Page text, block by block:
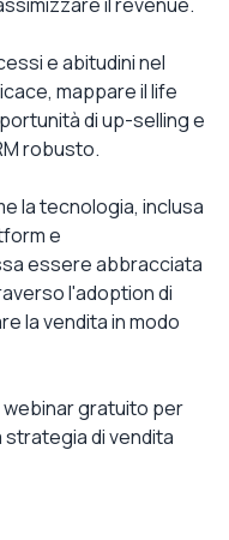
e abitudini nel
mappare il life
di up-selling e
robusto.
la tecnologia, inclusa
e
essere abbracciata
l'adoption di
la vendita in modo
webinar gratuito per
di vendita